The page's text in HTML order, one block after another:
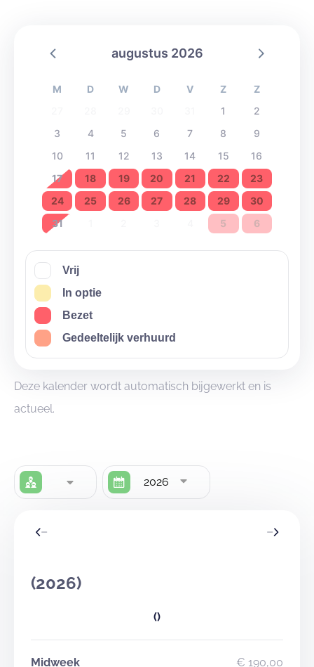
augustus 2026
M D W D V Z
Z
1
2
3
4 5 6 7 8
9
10
11 12 13 14 15
16
17
18 19 20 21 22
23
24
25 26 27 28 29
30
31
5 6
Vrij
In optie
Bezet
Gedeeltelijk verhuurd
Deze kalender wordt automatisch bijgewerkt en is
actueel.
2026
(2026)
()
Midweek € 190,00